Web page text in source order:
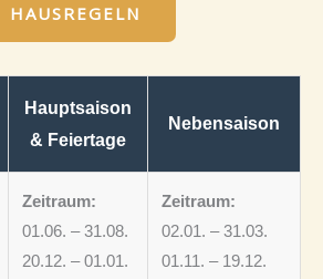
HAUSREGELN
Hauptsaison
& Feiertage
Nebensaison
Zeitraum:
01.06. – 31.08.
20.12. – 01.01.
Zeitraum:
02.01. – 31.03.
01.11. – 19.12.